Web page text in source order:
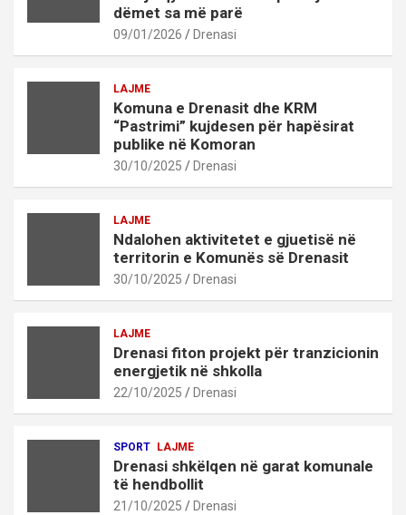
dëmet sa më parë
09/01/2026 Drenasi
LAJME
Komuna e Drenasit dhe KRM
“Pastrimi” kujdesen për hapësirat
publike në Komoran
30/10/2025 Drenasi
LAJME
Ndalohen aktivitetet e gjuetisë në
territorin e Komunës së Drenasit
30/10/2025 Drenasi
LAJME
Drenasi fiton projekt për tranzicionin
energjetik në shkolla
22/10/2025 Drenasi
SPORT LAJME
Drenasi shkëlqen në garat komunale
të hendbollit
21/10/2025 Drenasi